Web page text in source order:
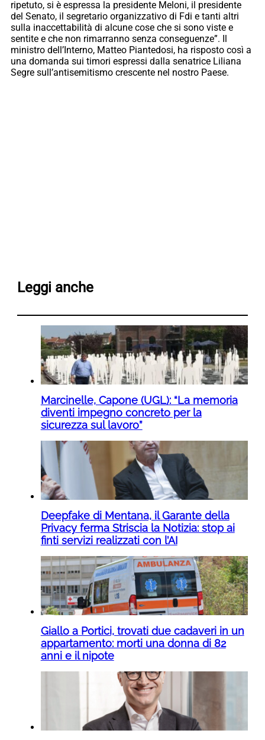
ripetuto, si è espressa la presidente Meloni, il presidente
del Senato, il segretario organizzativo di Fdi e tanti altri
sulla inaccettabilità di alcune cose che si sono viste e
sentite e che non rimarranno senza conseguenze”. Il
ministro dell’Interno, Matteo Piantedosi, ha risposto così a
una domanda sui timori espressi dalla senatrice Liliana
Segre sull’antisemitismo crescente nel nostro Paese.
Leggi anche
Marcinelle, Capone (UGL): “La memoria
diventi impegno concreto per la
sicurezza sul lavoro”
Deepfake di Mentana, il Garante della
Privacy ferma Striscia la Notizia: stop ai
finti servizi realizzati con l’AI
Giallo a Portici, trovati due cadaveri in un
appartamento: morti una donna di 82
anni e il nipote